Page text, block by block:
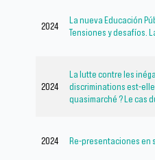
2024
La nueva Educación
Tensiones y desafíos.
2024
La lutte contre les
discriminations est-
quasimarché ? Le cas
2024 Re-presentaciones en